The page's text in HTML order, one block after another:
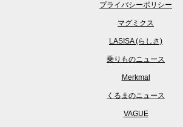
プライバシーポリシー
マグミクス
LASISA (らしさ)
乗りものニュース
Merkmal
くるまのニュース
VAGUE